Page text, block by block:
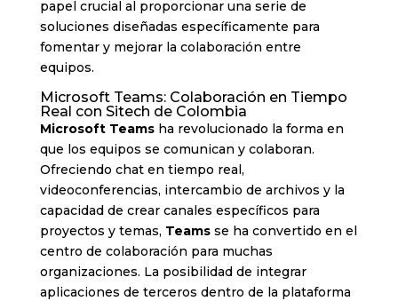
papel crucial al proporcionar una serie de
soluciones diseñadas específicamente para
fomentar y mejorar la colaboración entre
equipos.
Microsoft Teams: Colaboración en Tiempo
Real con Sitech de Colombia
Microsoft Teamsha revolucionado la forma en
que los equipos se comunican y colaboran.
Ofreciendo chat en tiempo real,
videoconferencias, intercambio de archivos y la
capacidad de crear canales específicos para
proyectos y temas, Teamsse ha convertido en el
centro de colaboración para muchas
organizaciones. La posibilidad de integrar
aplicaciones de terceros dentro de la plataforma